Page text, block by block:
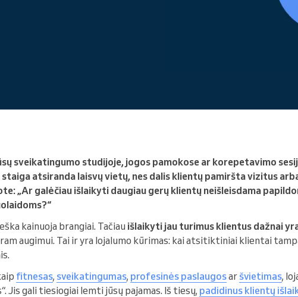
sveikatingumo studijoje, jogos pamokose ar korepetavimo
staiga atsiranda laisvų vietų, nes dalis klientų pamiršta vizitus
„Ar galėčiau išlaikyti daugiau gerų klientų neišleisdama
kainuoja brangiai. Tačiau išlaikyti jau turimus klientus dažnai
augimui. Tai ir yra lojalumo kūrimas: kai atsitiktiniai klientai
fitnesas, sveikatingumas, profesinės paslaugosar švietimas,
Jis gali tiesiogiai lemti jūsų pajamas. Iš tiesų, padidinus klientų